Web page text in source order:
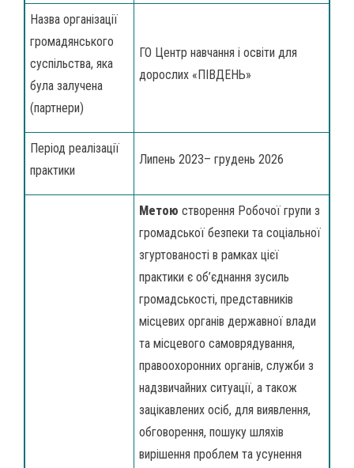
Назва організації
громадянського
суспільства, яка
була залучена
(партнери)
ГО Центр навчання і освіти для
дорослих «ПІВДЕНЬ»
Період реалізації
практики
Липень 2023– грудень 2026
Метою створення Робочої групи з
громадської безпеки та соціальної
згуртованості в рамках цієї
практики є об’єднання зусиль
громадськості, представників
місцевих органів державної влади
та місцевого самоврядування,
правоохоронних органів, служби з
надзвичайних ситуації, а також
зацікавлених осіб, для виявлення,
обговорення, пошуку шляхів
вирішення проблем та усунення